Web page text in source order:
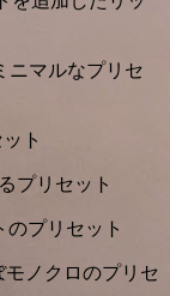
ニマルなプリセ
ト
プリセット
のプリセット
ノクロのプリセ